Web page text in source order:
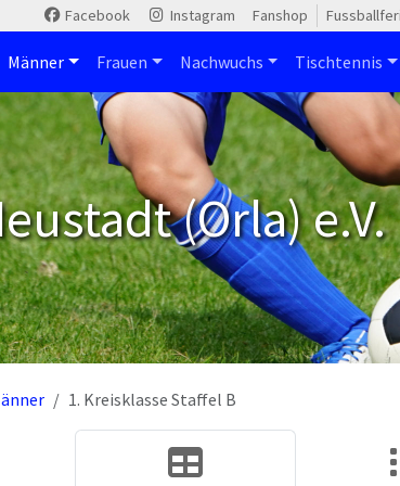
Facebook Instagram Fanshop
Männer Frauen Nachwuchs Tischtennis
(Orla) e.V.
1. Kreisklasse Staffel B